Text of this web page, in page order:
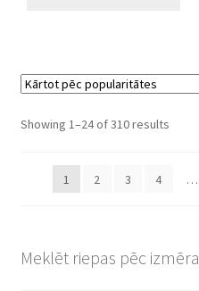
Showing 1–24 of 310 resultsSorted
1
2 3 4 …
Meklēt riepas pēc izmēra